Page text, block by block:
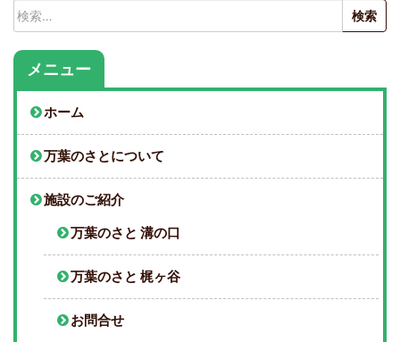
検
索:
メニュー
ホーム
万葉のさとについて
施設のご紹介
万葉のさと 溝の口
万葉のさと 梶ヶ谷
お問合せ